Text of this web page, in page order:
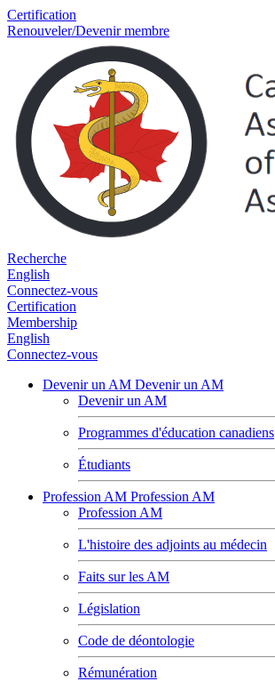
Certification
Renouveler/Devenir membre
Recherche
English
Connectez-vous
Certification
Membership
English
Connectez-vous
Devenir un AM Devenir un AM
Devenir un AM
Programmes d'éducation canadiens
Étudiants
Profession AM Profession AM
Profession AM
L'histoire des adjoints au médecin
Faits sur les AM
Législation
Code de déontologie
Rémunération